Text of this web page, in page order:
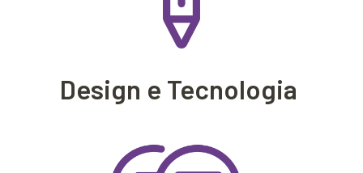
Design e Tecnologia